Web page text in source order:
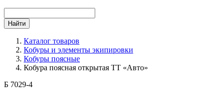
Каталог товаров
Кобуры и элементы экипировки
Кобуры поясные
Кобура поясная открытая ТТ «Авто»
Б 7029-4